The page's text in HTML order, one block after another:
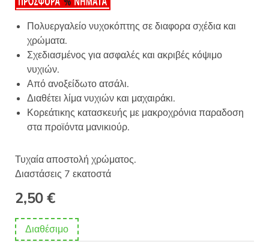
από 5 με
βάση
πελάτηΠολυεργαλείο νυχοκόπτης σε διαφορα σχέδια και
χρώματα.
Σχεδιασμένος για ασφαλές και ακριβές κόψιμο
νυχιών.
Από ανοξείδωτο ατσάλι.
Διαθέτει λίμα νυχιών και μαχαιράκι.
Κορεάτικης κατασκευής με μακροχρόνια παραδοση
στα προϊόντα μανικιούρ.
Τυχαία αποστολή χρώματος.
Διαστάσεις 7 εκατοστά
2,50€
Διαθέσιμο